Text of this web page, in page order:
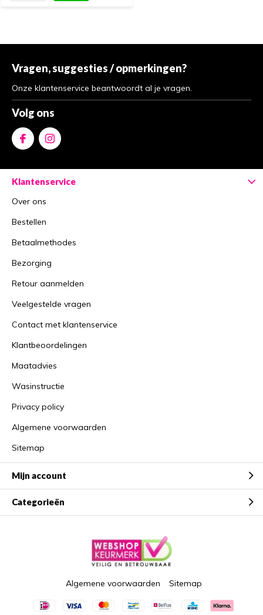
Vragen, suggesties / opmerkingen?
Onze klantenservice beantwoordt al je vragen.
Volg ons
Klantenservice
Over ons
Bestellen
Betaalmethodes
Bezorging
Retour aanmelden
Veelgestelde vragen
Contact met klantenservice
Klantbeoordelingen
Maatadvies
Wasinstructie
Privacy policy
Algemene voorwaarden
Sitemap
Mijn account
Categorieën
Algemene voorwaarden Sitemap